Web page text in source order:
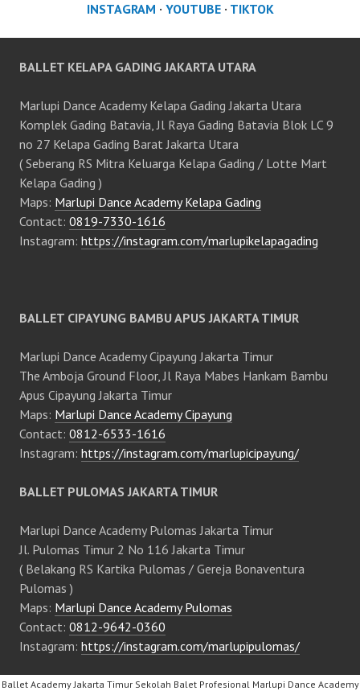
INSTAGRAM · YOUTUBE· TIKTOK
BALLET KELAPA GADING JAKARTA UTARA
Marlupi Dance Academy Kelapa Gading Jakarta Utara
Komplek Gading Batavia, Jl Raya Gading Batavia Blok LC 9
no 27 Kelapa Gading Barat Jakarta Utara
( Seberang RS Mitra Keluarga Kelapa Gading / Lotte Mart
Kelapa Gading )
Maps: Marlupi Dance Academy Kelapa Gading
Contact: 0819-7330-1616
Instagram: https://instagram.com/marlupikelapagading
BALLET CIPAYUNG BAMBU APUS JAKARTA TIMUR
Marlupi Dance Academy Cipayung Jakarta Timur
The Amboja Ground Floor, Jl Raya Mabes Hankam Bambu
Apus Cipayung Jakarta Timur
Maps: Marlupi Dance Academy Cipayung
Contact: 0812-6533-1616
Instagram: https://instagram.com/marlupicipayung/
BALLET PULOMAS JAKARTA TIMUR
Marlupi Dance Academy Pulomas Jakarta Timur
Jl. Pulomas Timur 2 No 116 Jakarta Timur
( Belakang RS Kartika Pulomas / Gereja Bonaventura
Pulomas )
Maps: Marlupi Dance Academy Pulomas
Contact: 0812-9642-0360
Instagram: https://instagram.com/marlupipulomas/
Ballet Academy Jakarta Timur Sekolah Balet Profesional Marlupi Dance Academy